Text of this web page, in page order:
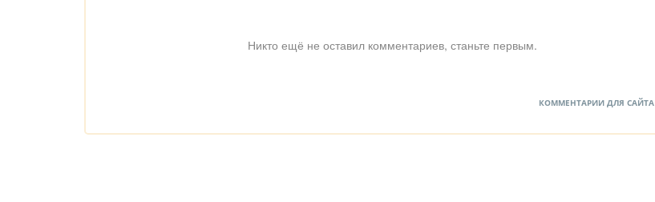
Никто ещё не оставил комментариев, станьте первым.
КОММЕНТАРИИ ДЛЯ САЙТА